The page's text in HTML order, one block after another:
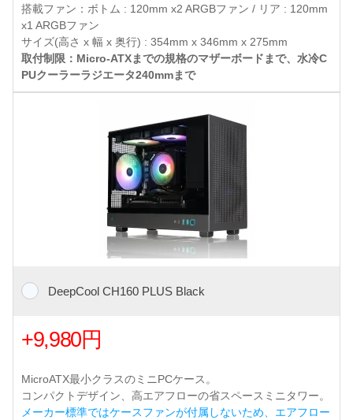
搭載ファン：ボトム : 120mm x2 ARGBファン / リア : 120mm
x1 ARGBファン
サイズ(高さ x 幅 x 奥行) : 354mm x 346mm x 275mm
取付制限：Micro-ATXまでの規格のマザーボードまで、水冷C
PUクーラーラジエータ240mmまで
DeepCool CH160 PLUS Black
+9,980円
MicroATX最小クラスのミニPCケース。
コンパクトデザイン、高エアフローの省スペースミニタワー。
メーカー標準ではケースファンが付属しないため、エアフロー